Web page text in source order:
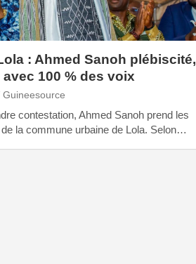
: Ahmed Sanoh plébiscité,
100 % des voix
Guineesource
contestation, Ahmed Sanoh prend les
la commune urbaine de Lola. Selon…